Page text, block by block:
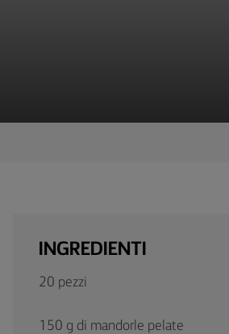
Italia
INGREDIENTI
20 pezzi
150 g di mandorle pelate